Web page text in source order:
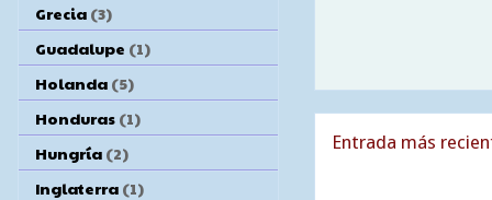
Entrada más
Grecia (3)
Guadalupe (1)
Holanda (5)
Honduras (1)
Hungría (2)
Inglaterra (1)